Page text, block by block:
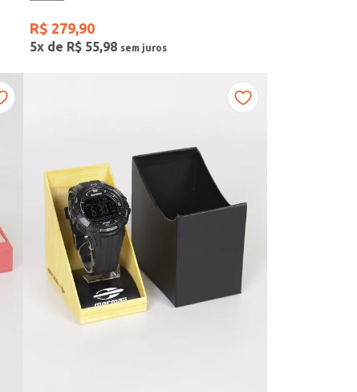
R$ 279,90
5x de R$ 55,98